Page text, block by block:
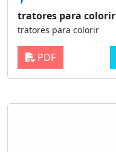
tratores para colorir
tratores para colorir
PDF